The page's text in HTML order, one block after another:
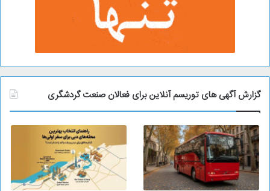
گزارش آگهی های توریسم آنلاین برای فعالان صنعت گردشگری